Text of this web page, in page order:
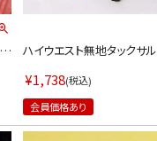
ハイウエスト無地タックサル
サイズ)(ブラック/ホワイト)
¥1,738 税込
会員価格あり